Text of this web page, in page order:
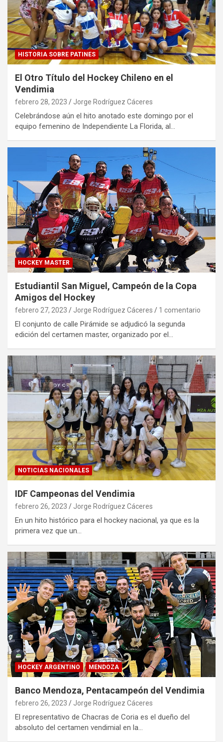
HISTORIA SOBRE PATINES
El Otro Título del Hockey Chileno en el
Vendimia
febrero 28, 2023 Jorge Rodríguez Cáceres
Celebrándose aún el hito anotado este domingo por el
equipo femenino de Independiente La Florida, al…
HOCKEY MASTER
Estudiantil San Miguel, Campeón de la Copa
Amigos del Hockey
febrero 27, 2023 Jorge Rodríguez Cáceres 1 comentario
El conjunto de calle Pirámide se adjudicó la segunda
edición del certamen master, organizado por el…
NOTICIAS NACIONALES
IDF Campeonas del Vendimia
febrero 26, 2023 Jorge Rodríguez Cáceres
En un hito histórico para el hockey nacional, ya que es la
primera vez que un…
HOCKEY ARGENTINO MENDOZA
Banco Mendoza, Pentacampeón del Vendimia
febrero 26, 2023 Jorge Rodríguez Cáceres
El representativo de Chacras de Coria es el dueño del
absoluto del certamen vendimial en la…